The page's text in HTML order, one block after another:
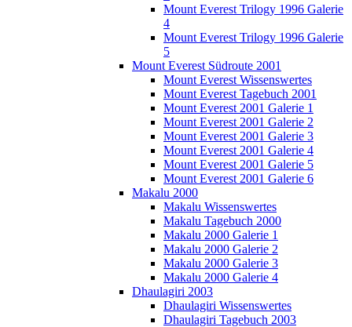
Mount Everest Trilogy 1996 Galerie
4
Mount Everest Trilogy 1996 Galerie
5
Mount Everest Südroute 2001
Mount Everest Wissenswertes
Mount Everest Tagebuch 2001
Mount Everest 2001 Galerie 1
Mount Everest 2001 Galerie 2
Mount Everest 2001 Galerie 3
Mount Everest 2001 Galerie 4
Mount Everest 2001 Galerie 5
Mount Everest 2001 Galerie 6
Makalu 2000
Makalu Wissenswertes
Makalu Tagebuch 2000
Makalu 2000 Galerie 1
Makalu 2000 Galerie 2
Makalu 2000 Galerie 3
Makalu 2000 Galerie 4
Dhaulagiri 2003
Dhaulagiri Wissenswertes
Dhaulagiri Tagebuch 2003